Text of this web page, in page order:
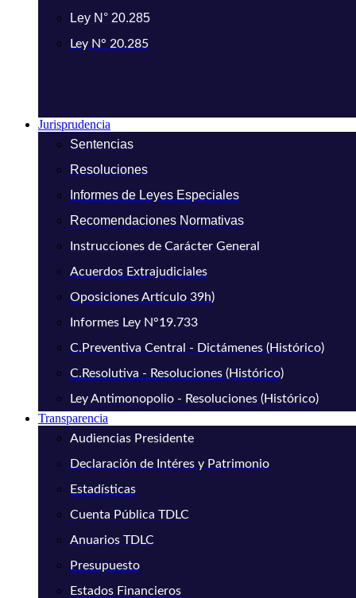
Ley N° 20.285
Ley N° 20.285
Jurisprudencia
Sentencias
Resoluciones
Informes de Leyes Especiales
Recomendaciones Normativas
Instrucciones de Carácter General
Acuerdos Extrajudiciales
Oposiciones Artículo 39h)
Informes Ley N°19.733
C.Preventiva Central - Dictámenes (Histórico)
C.Resolutiva - Resoluciones (Histórico)
Ley Antimonopolio - Resoluciones (Histórico)
Transparencia
Audiencias Presidente
Declaración de Intéres y Patrimonio
Estadísticas
Cuenta Pública TDLC
Anuarios TDLC
Presupuesto
Estados Financieros